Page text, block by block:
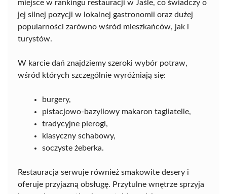
miejsce w rankingu restauracji w Jaśle, co świadczy o
jej silnej pozycji w lokalnej gastronomii oraz dużej
popularności zarówno wśród mieszkańców, jak i
turystów.
W karcie dań znajdziemy szeroki wybór potraw,
wśród których szczególnie wyróżniają się:
burgery,
pistacjowo-bazyliowy makaron tagliatelle,
tradycyjne pierogi,
klasyczny schabowy,
soczyste żeberka.
Restauracja serwuje również smakowite desery i
oferuje przyjazną obsługę. Przytulne wnętrze sprzyja